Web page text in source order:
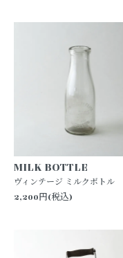
MILK BOTTLE
ヴィンテージ ミルクボトル
2,200円(税込)